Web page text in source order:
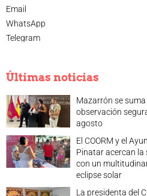
Email
WhatsApp
Telegram
Últimas noticias
Mazarrón se
observación
agosto
El COORM y el
Pinatar acercan la
con un
eclipse solar
La presidenta del